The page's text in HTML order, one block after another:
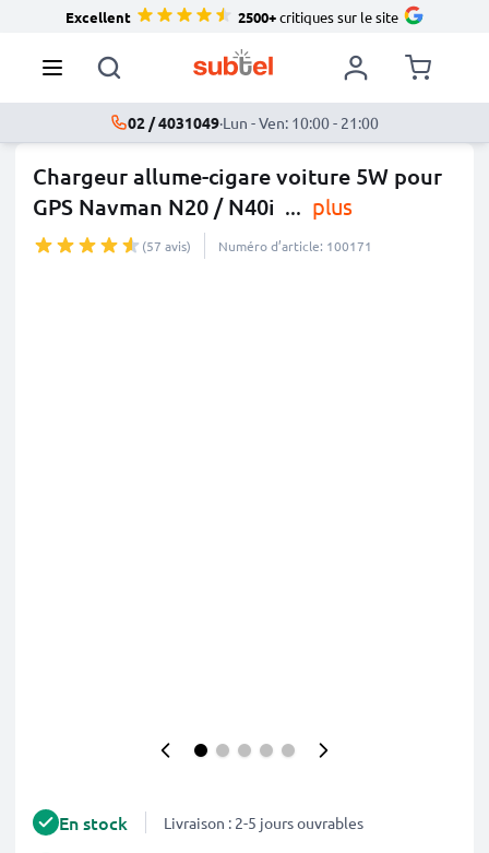
Excellent 2500+critiques sur le site
02 / 4031049·Lun - Ven: 10:00 - 21:00
Chargeur allume-cigare voiture 5W pour
GPS Navman N20 / N40i ... plus
(57 avis) Numéro d’article: 100171
En stock Livraison : 2-5 jours ouvrables